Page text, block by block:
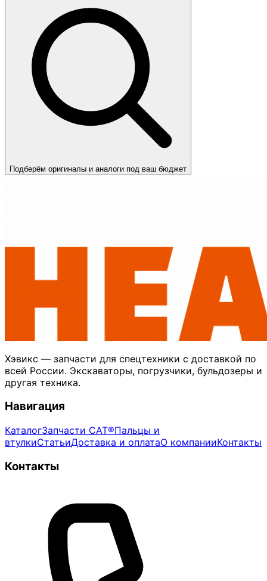
Подберём оригиналы и аналоги под ваш бюджет
Хэвикс — запчасти для спецтехники с доставкой по
всей России. Экскаваторы, погрузчики, бульдозеры и
другая техника.
Навигация
КаталогЗапчасти CAT®Пальцы и
втулкиСтатьиДоставка и оплатаО компанииКонтакты
Контакты